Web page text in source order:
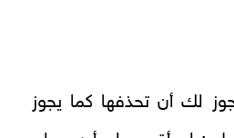
لك أن تحذفها كما يجوز